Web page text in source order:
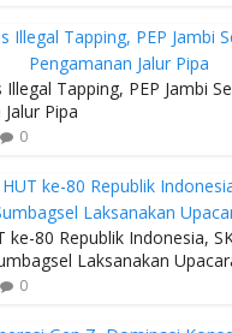
Illegal Tapping, PEP Jambi
Pipa
0
ke-80 Republik Indonesia,
Laksanakan
0